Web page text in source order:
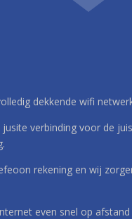
dekkende wifi
verbinding voor de
rekening en wij
even snel op